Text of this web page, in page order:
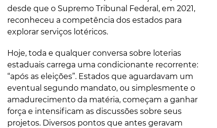
desde que o Supremo Tribunal Federal, em 2021,
reconheceu a competência dos estados para
explorar serviços lotéricos.
Hoje, toda e qualquer conversa sobre loterias
estaduais carrega uma condicionante recorrente:
“após as eleições”. Estados que aguardavam um
eventual segundo mandato, ou simplesmente o
amadurecimento da matéria, começam a ganhar
força e intensificam as discussões sobre seus
projetos. Diversos pontos que antes geravam